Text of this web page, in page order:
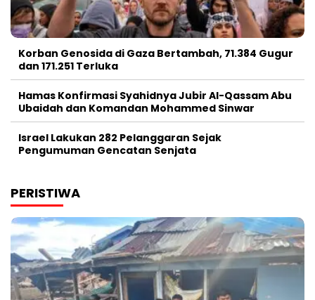
Korban Genosida di Gaza Bertambah, 71.384 Gugur
dan 171.251 Terluka
Hamas Konfirmasi Syahidnya Jubir Al-Qassam Abu
Ubaidah dan Komandan Mohammed Sinwar
Israel Lakukan 282 Pelanggaran Sejak
Pengumuman Gencatan Senjata
PERISTIWA